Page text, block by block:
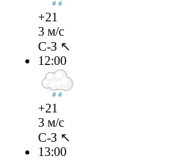
+21
3 м/с
С-З ↖
12:00
+21
3 м/с
С-З ↖
13:00